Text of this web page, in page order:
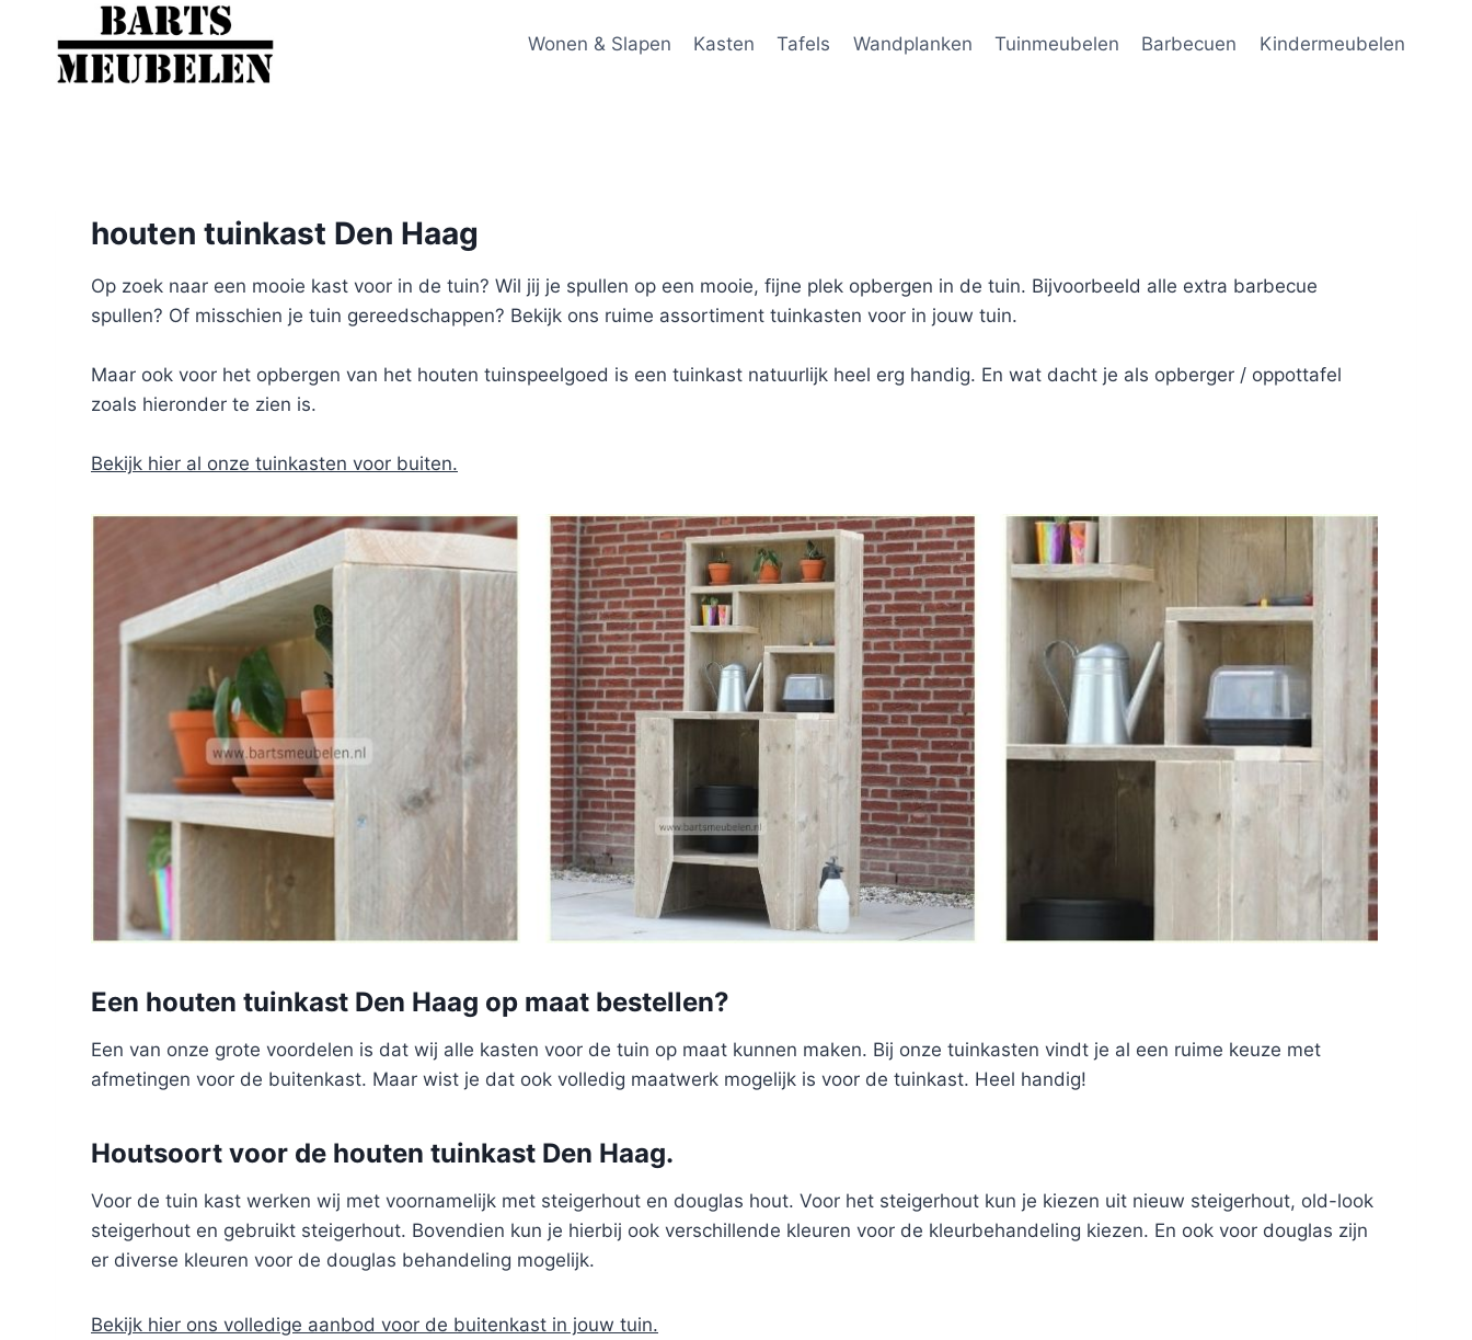
Wonen & Slapen Kasten Tafels Wandplanken Tuinmeubelen Barbecuen Kindermeubelen
houten tuinkast Den Haag
Op zoek naar een mooie kast voor in de tuin? Wil jij je spullen op een mooie, fijne plek opbergen in de tuin. Bijvoorbeeld alle extra barbecue
spullen? Of misschien je tuin gereedschappen? Bekijk ons ruime assortiment tuinkasten voor in jouw tuin.
Maar ook voor het opbergen van het houten tuinspeelgoed is een tuinkast natuurlijk heel erg handig. En wat dacht je als opberger / oppottafel
zoals hieronder te zien is.
Bekijk hier al onze tuinkasten voor buiten.
Een houten tuinkast Den Haag op maat bestellen?
Een van onze grote voordelen is dat wij alle kasten voor de tuin op maat kunnen maken. Bij onze tuinkasten vindt je al een ruime keuze met
afmetingen voor de buitenkast. Maar wist je dat ook volledig maatwerk mogelijk is voor de tuinkast. Heel handig!
Houtsoort voor de houten tuinkast Den Haag.
Voor de tuin kast werken wij met voornamelijk met steigerhout en douglas hout. Voor het steigerhout kun je kiezen uit nieuw steigerhout, old-look
steigerhout en gebruikt steigerhout. Bovendien kun je hierbij ook verschillende kleuren voor de kleurbehandeling kiezen. En ook voor douglas zijn
er diverse kleuren voor de douglas behandeling mogelijk.
Bekijk hier ons volledige aanbod voor de buitenkast in jouw tuin.